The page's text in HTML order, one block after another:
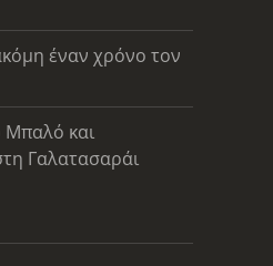
έναν χρόνο τον
Μπαλό και
Γαλατασαράι